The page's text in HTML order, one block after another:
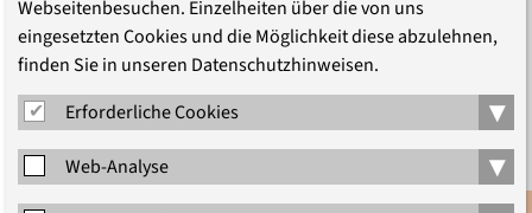
unterschiedlichen historischen Epochen zu reflektieren
und aufzuarbeiten. Der Geschichte der Ausgrenzung und
Verfolgung von Jüdinnen und Juden durch die …
Webseitenbesuchen. Einzelheiten über die von uns
eingesetzten Cookies und die Möglichkeit diese abzulehnen,
finden Sie in unseren Datenschutzhinweisen.
Erforderliche Cookies
▾
Web-Analyse ▾